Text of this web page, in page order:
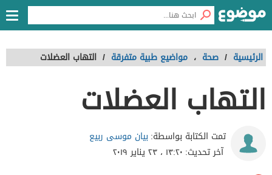
الرئيسية / صحة ، مواضيع طبية متفرقة / التهاب العضلات
التهاب العضلات
تمت الكتابة بواسطة: بيان موسى ربيع
آخر تحديث: ١٣:٢٠ ، ٢٣ يناير ٢٠١٩